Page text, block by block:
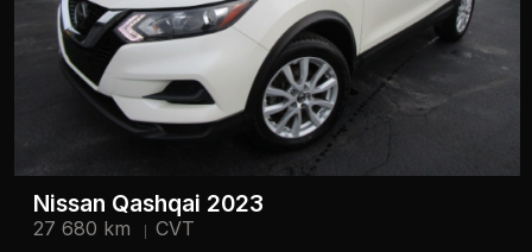
Nissan Qashqai 2023
27 680 km CVT